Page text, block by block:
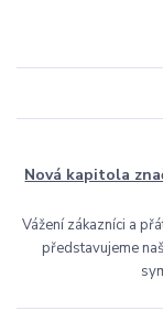
Nová kapitola
Vážení zákazníci a
představujeme